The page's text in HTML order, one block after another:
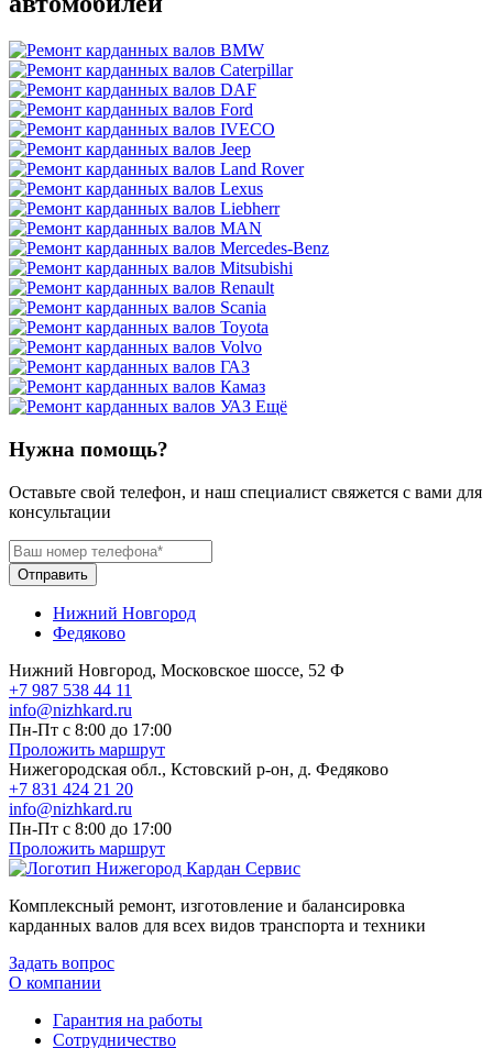
Ещё
Нужна помощь?
Оставьте свой телефон, и наш специалист свяжется с вами для
консультации
Отправить
Нижний Новгород
Федяково
Нижний Новгород, Московское шоссе, 52 Ф
+7 987 538 44 11
info@nizhkard.ru
Пн-Пт с 8:00 до 17:00
Проложить маршрут
Нижегородская обл., Кстовский р-он, д. Федяково
+7 831 424 21 20
info@nizhkard.ru
Пн-Пт с 8:00 до 17:00
Проложить маршрут
Комплексный ремонт, изготовление и балансировка
карданных валов для всех видов транспорта и техники
Задать вопрос
О компании
Гарантия на работы
Сотрудничество